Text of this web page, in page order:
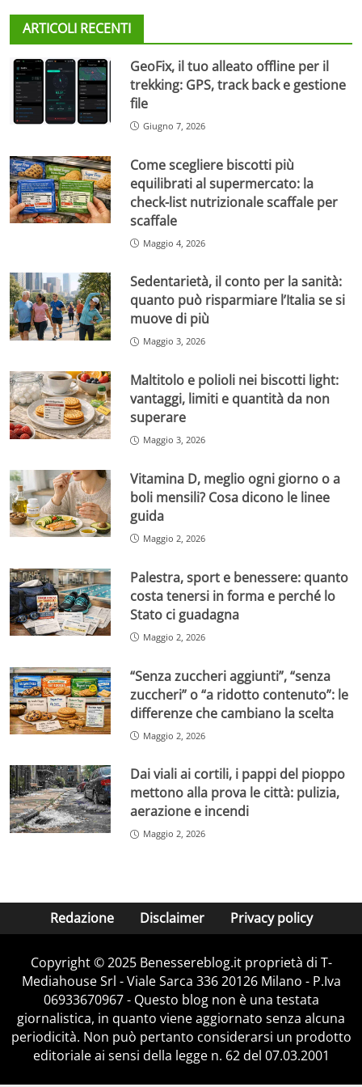
ARTICOLI RECENTI
GeoFix, il tuo alleato offline per il
trekking: GPS, track back e gestione
file
Giugno 7, 2026
Come scegliere biscotti più
equilibrati al supermercato: la
check-list nutrizionale scaffale per
scaffale
Maggio 4, 2026
Sedentarietà, il conto per la sanità:
quanto può risparmiare l’Italia se si
muove di più
Maggio 3, 2026
Maltitolo e polioli nei biscotti light:
vantaggi, limiti e quantità da non
superare
Maggio 3, 2026
Vitamina D, meglio ogni giorno o a
boli mensili? Cosa dicono le linee
guida
Maggio 2, 2026
Palestra, sport e benessere: quanto
costa tenersi in forma e perché lo
Stato ci guadagna
Maggio 2, 2026
“Senza zuccheri aggiunti”, “senza
zuccheri” o “a ridotto contenuto”: le
differenze che cambiano la scelta
Maggio 2, 2026
Dai viali ai cortili, i pappi del pioppo
mettono alla prova le città: pulizia,
aerazione e incendi
Maggio 2, 2026
Redazione Disclaimer Privacy policy
Copyright © 2025 Benessereblog.it proprietà di T-
Mediahouse Srl - Viale Sarca 336 20126 Milano - P.Iva
06933670967 - Questo blog non è una testata
giornalistica, in quanto viene aggiornato senza alcuna
periodicità. Non può pertanto considerarsi un prodotto
editoriale ai sensi della legge n. 62 del 07.03.2001